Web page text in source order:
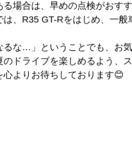
場合は、早めの点検がおす
は、R35 GT-Rをはじめ、一
るな…」ということでも、お
のドライブを楽しめるよう、
心よりお待ちしております😊